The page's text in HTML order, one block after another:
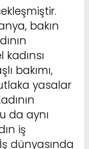
bakın
bakımı,
yasalar
da aynı
iş
dünyasında